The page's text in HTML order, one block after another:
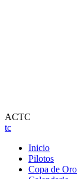
ACTC
tc
Inicio
Pilotos
Copa de Oro